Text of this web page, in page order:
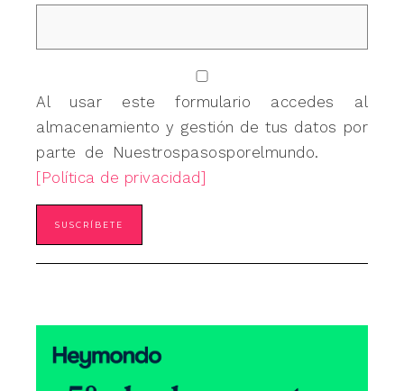
Al usar este formulario accedes al
almacenamiento y gestión de tus datos por
parte de Nuestrospasosporelmundo.
[Política de privacidad]